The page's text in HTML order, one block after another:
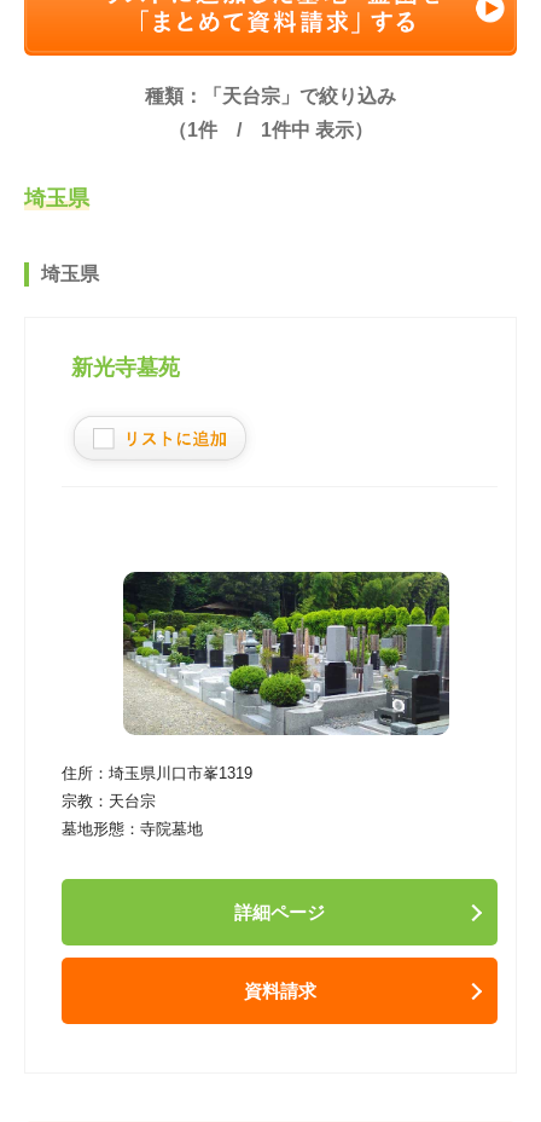
種類：「天台宗」で絞り込み
（1件 / 1件中 表示）
埼玉県
埼玉県
新光寺墓苑
住所： 埼玉県川口市峯1319
宗教： 天台宗
墓地形態： 寺院墓地
詳細ページ
資料請求